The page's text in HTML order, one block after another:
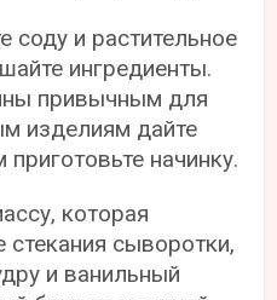
соду и растительное
ингредиенты.
привычным для
изделиям дайте
начинку.
которая
стекания сыворотки,
и ванильный